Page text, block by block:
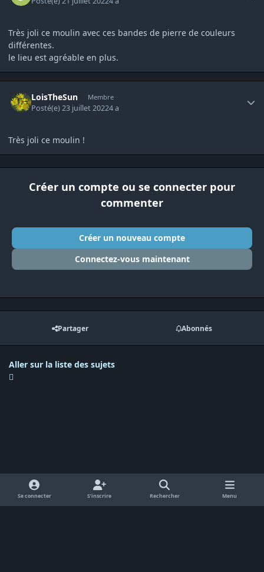
Très joli ce moulin avec ces bandes de pierre de couleurs
différentes.
le lieu est agréable en plus.
LoisTheSun Membre
Posté(e)23 juillet 20224 a
Très joli ce moulin !
Créer un compte ou se connecter pour
commenter
Créer un nouveau compte
Connectez-vous maintenant
Partager Abonnés
Aller sur la liste des sujets
Se connecter S’inscrire Rechercher Menu